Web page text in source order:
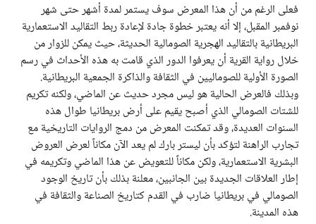
فعلى الرغم من أن هذا المعرض سوف يستمر لمدة أشهر حتى شهر
نوفمبر المقبل، إلا أنه يعتبر خطوة جادة لإعادة ربط التقاليد الاستعمارية
البريطانية بالتقاليد الهجرية الصومالية الحديثة، حيث يمكن للزوار من
خلال رواية القرية أن يعرفوا الدور الذي قامت به هذه الأحداث في رسم
الصورة الأولية للصوماليين في الثقافة والذاكرة الجمعية البريطانية.
وبذلك فالعرض الحالية هو ليس مجرد حديث عن الماضي، ولكنه تكريم
للشتات الصومالي الذي أصبح يقيم على أرض بريطانيا طوال هذه
السنوات العديدة، وقد تمكنت المعرض من دمج الروايات التاريخية مع
تجارب الراهنة لتؤكد بأن ليستر بارك لم يعد الآن مكاناً لعرض العروض
البشرية الاستعمارية، ولكن مكاناً للتعويض عن هذا الماضي وتكريمه في
إطار العلاقات الجديدة بين الجانبين، معلنة بذلك بأن تاريخ الوجود
الصومالي في بريطانيا ضارب في القدم كتاريخ الصناعة والثقافة في
هذه المدينة.